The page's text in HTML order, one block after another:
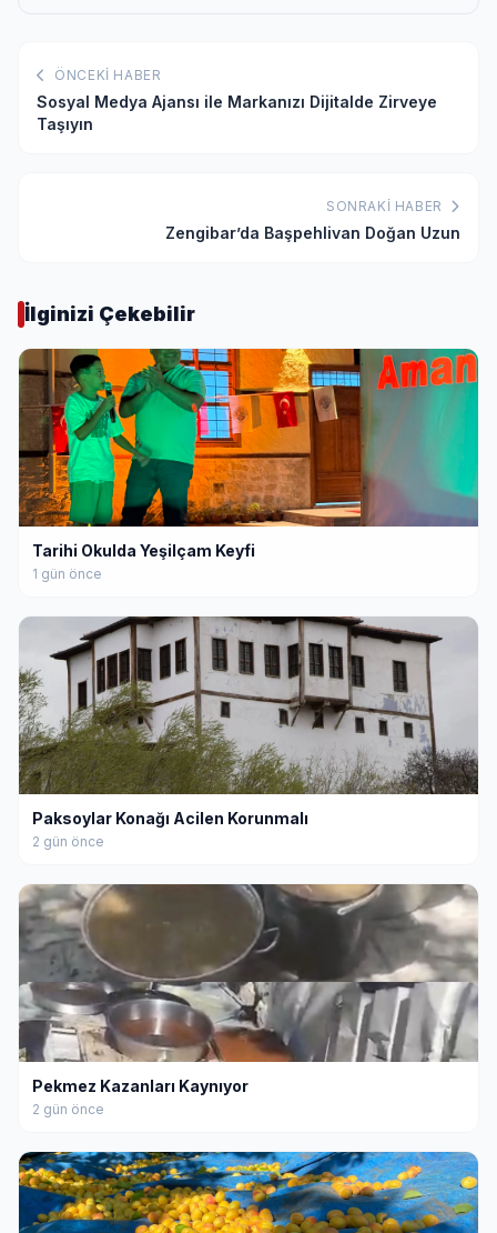
ÖNCEKI HABER
Sosyal Medya Ajansı ile Markanızı Dijitalde Zirveye
Taşıyın
SONRAKI HABER
Zengibar’da Başpehlivan Doğan Uzun
İlginizi Çekebilir
Tarihi Okulda Yeşilçam Keyfi
1 gün önce
Paksoylar Konağı Acilen Korunmalı
2 gün önce
Pekmez Kazanları Kaynıyor
2 gün önce